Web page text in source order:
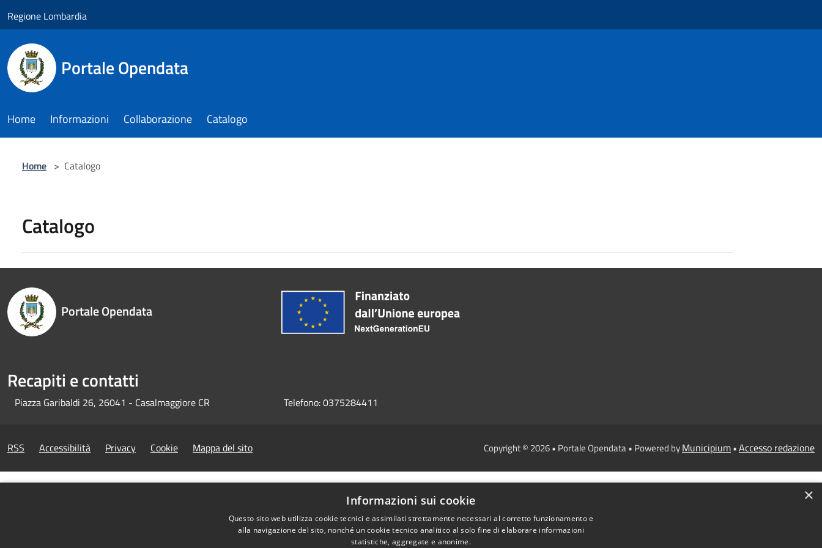
Regione Lombardia
Portale Opendata
Home Informazioni Collaborazione Catalogo
Home > Catalogo
Catalogo
Portale Opendata
Recapiti e contatti
Piazza Garibaldi 26, 26041 - Casalmaggiore CR Telefono:0375284411
RSS Accessibilità Privacy Cookie Mappa del sito Copyright © 2026 • Portale Opendata • Powered byMunicipium•Accesso redazione
×
Informazioni sui cookie
Questo sito web utilizza cookie tecnici e assimilati strettamente necessari al corretto funzionamento e
alla navigazione del sito, nonché un cookie tecnico analitico al solo fine di elaborare informazioni
statistiche, aggregate e anonime.